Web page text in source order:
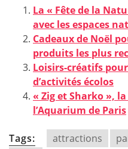
La « Fête de la
avec les espaces
Cadeaux de Noël
produits les plus
Loisirs-créatifs
d’activités écolos
« Zig et Sharko »,
l’Aquarium de Paris
Tags: attractions